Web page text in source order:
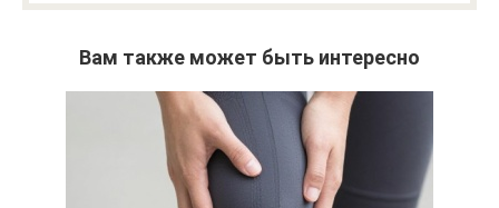
Вам также может быть интересно